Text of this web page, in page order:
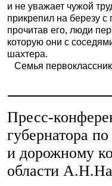
и не уважает чужой
прикрепил на березу с
прочитав его, люди
которую они с
шахтера.
Семья
Пресс-
губернатора
и дорожному
области